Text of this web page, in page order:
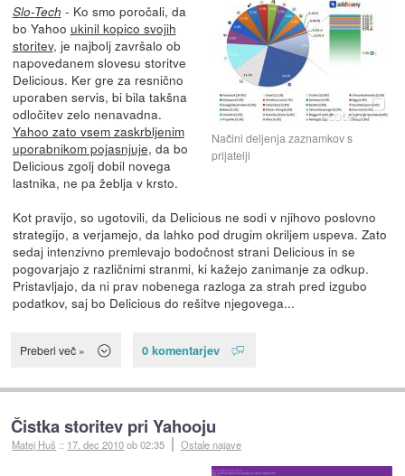
Načini deljenja zaznamkov s
prijatelji
Slo-Tech - Ko smo poročali, da
bo Yahoo ukinil kopico svojih
storitev, je najbolj završalo ob
napovedanem slovesu storitve
Delicious. Ker gre za resnično
uporaben servis, bi bila takšna
odločitev zelo nenavadna.
Yahoo zato vsem zaskrbljenim
uporabnikom pojasnjuje, da bo
Delicious zgolj dobil novega
lastnika, ne pa žeblja v krsto.
Kot pravijo, so ugotovili, da Delicious ne sodi v njihovo poslovno
strategijo, a verjamejo, da lahko pod drugim okriljem uspeva. Zato
sedaj intenzivno premlevajo bodočnost strani Delicious in se
pogovarjajo z različnimi stranmi, ki kažejo zanimanje za odkup.
Pristavljajo, da ni prav nobenega razloga za strah pred izgubo
podatkov, saj bo Delicious do rešitve njegovega...
Preberi več » 0 komentarjev
Čistka storitev pri Yahooju
Matej Huš :: 17. dec 2010ob 02:35 Ostale najave